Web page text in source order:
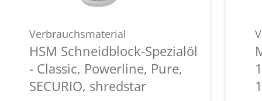
Verbrauchsmaterial
HSM Schneidblock-Spezialöl
- Classic, Powerline, Pure,
SECURIO, shredstar